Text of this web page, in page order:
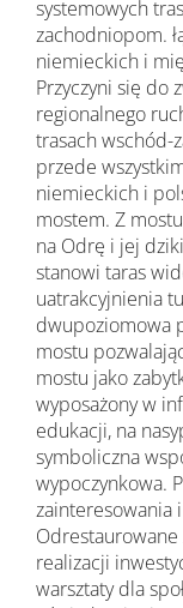
systemowych
zachodniopom.
niemieckich i
Przyczyni się do
regionalnego
trasach wschód-
przede
niemieckich i
mostem. Z
na Odrę i jej
stanowi taras
uatrakcyjnienia
dwupoziomowa
mostu
mostu jako
wyposażony w
edukacji, na
symboliczna
wypoczynkowa.
zainteresowania
Odrestaurowane
realizacji
warsztaty dla